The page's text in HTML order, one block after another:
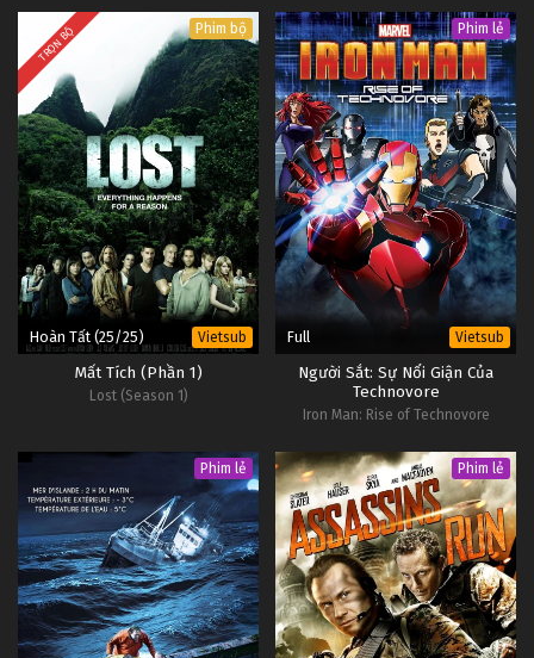
TRỌN BỘ Phim bộ
Hoàn Tất (25/25) Vietsub
Mất Tích (Phần 1)
Lost (Season 1)
Phim lẻ
Full Vietsub
Người Sắt: Sự Nổi Giận Của
Technovore
Iron Man: Rise of Technovore
Phim lẻ Phim lẻ